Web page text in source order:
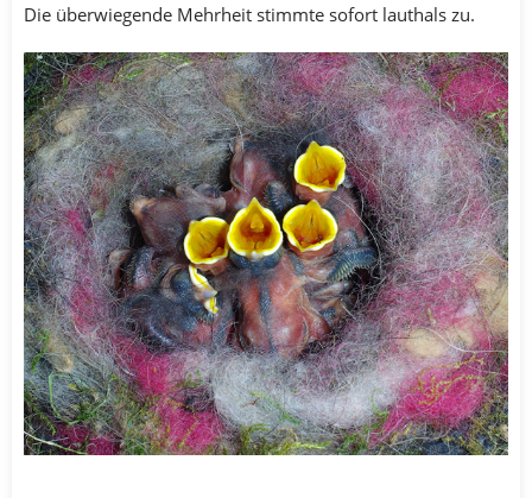
Die überwiegende Mehrheit stimmte sofort lauthals zu.